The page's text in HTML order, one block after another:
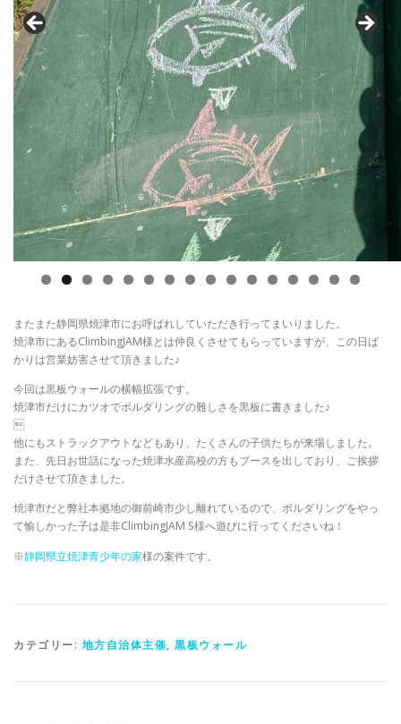
0 1 2 3 4 5 6
またまた静岡県焼津市にお呼ばれしていただき行ってまいりました。
焼津市にあるClimbingJAM様とは仲良くさせてもらっていますが、この日ば
かりは営業妨害させて頂きました♪
今回は黒板ウォールの横幅拡張です。
焼津市だけにカツオでボルダリングの難しさを黒板に書きました♪

他にもストラックアウトなどもあり、たくさんの子供たちが来場しました。
また、先日お世話になった焼津水産高校の方もブースを出しており、ご挨拶
だけさせて頂きました。
焼津市だと弊社本拠地の御前崎市少し離れているので、ボルダリングをやっ
て愉しかった子は是非ClimbingJAM S様へ遊びに行ってくださいね！
※静岡県立焼津青少年の家様の案件です。
カテゴリー: 地方自治体主催, 黒板ウォール